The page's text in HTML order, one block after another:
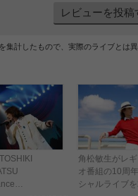
レビューを投稿
計したもので、実際のライブとは異
角松敏生がレ
オ番組の10周
シャルライブを